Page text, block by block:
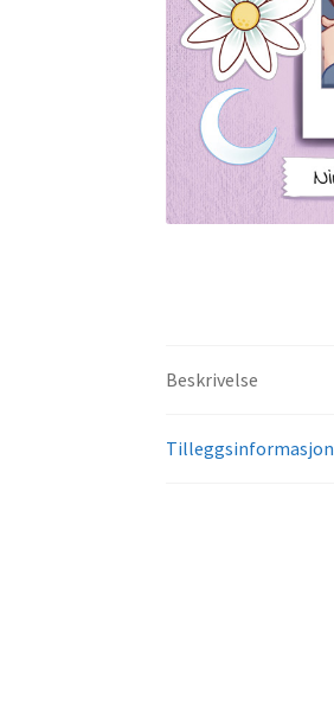
Beskrivelse
Tilleggsinformasjon